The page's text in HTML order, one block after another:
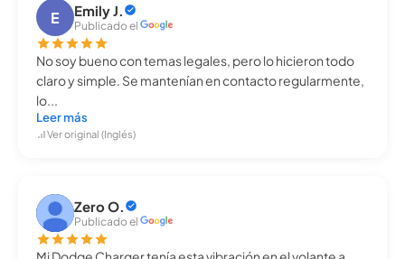
E Emily J.
Publicado el
No soy bueno con temas legales, pero lo hicieron todo
claro y simple. Se mantenían en contacto regularmente,
lo...
Leer más
Ver original (Inglés)
Zero O.
Publicado el